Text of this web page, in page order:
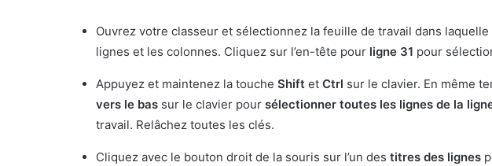
Ouvrez votre classeur et sélectionnez la feuille de travail dans
lignes et les colonnes. Cliquez sur l’en-tête pour ligne 31 pour
Appuyez et maintenez la touche Shift et Ctrl sur le clavier. En même
vers le bas sur le clavier pour sélectionner toutes les lignes de la
travail. Relâchez toutes les clés.
Cliquez avec le bouton droit de la souris sur l’un des titres des lignes